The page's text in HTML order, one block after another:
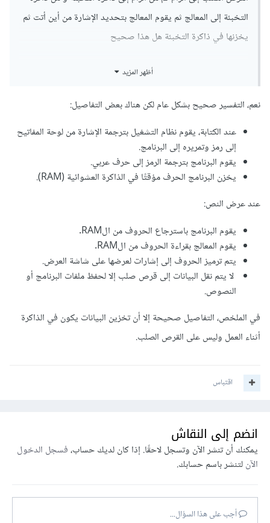
التخبئة إلى المعالج ثم يقوم المعالج بتحديد الإشارة من أين أتت ثم
يخزنها في ذاكرة التخبئة هل هذا صحيح
أظهر المزيد
نعم، التفسير صحيح بشكل عام لكن هناك بعض التفاصيل:
عند الكتابة، يقوم نظام التشغيل بترجمة الإشارة من لوحة المفاتيح
إلى رمز وتمريره إلى البرنامج.
يقوم البرنامج بترجمة الرمز إلى حرف عربي.
يخزن البرنامج الحرف مؤقتًا في الذاكرة العشوائية (RAM).
عند عرض النص:
يقوم البرنامج باسترجاع الحروف من الRAM.
يقوم المعالج بقراءة الحروف من الRAM.
يتم ترميز الحروف إلى إشارات لعرضها على شاشة العرض.
لا يتم نقل البيانات إلى قرص صلب إلا لحفظ ملفات البرنامج أو
النصوص.
في الملخص، التفاصيل صحيحة إلا أن تخزين البيانات يكون في الذاكرة
أثناء العمل وليس على القرص الصلب.
اقتباس
انضم إلى النقاش
يمكنك أن تنشر الآن وتسجل لاحقًا. إذا كان لديك حساب،فسجل الدخول
الآنلتنشر باسم حسابك.
أجب على هذا السؤال...